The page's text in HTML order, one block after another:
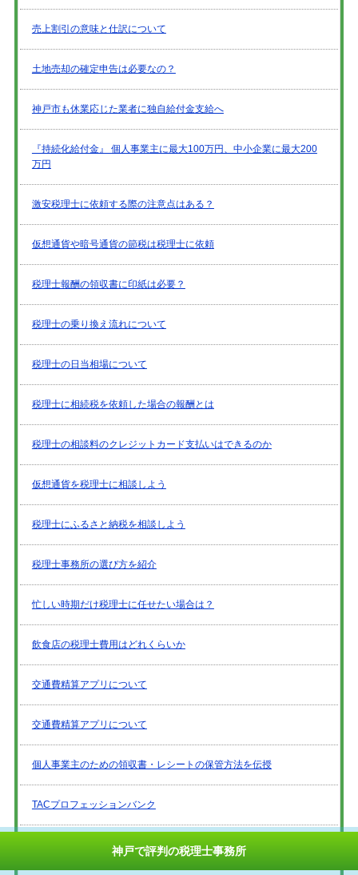
売上割引の意味と仕訳について
土地売却の確定申告は必要なの？
神戸市も休業応じた業者に独自給付金支給へ
『持続化給付金』 個人事業主に最大100万円、中小企業に最大200
万円
激安税理士に依頼する際の注意点はある？
仮想通貨や暗号通貨の節税は税理士に依頼
税理士報酬の領収書に印紙は必要？
税理士の乗り換え流れについて
税理士の日当相場について
税理士に相続税を依頼した場合の報酬とは
税理士の相談料のクレジットカード支払いはできるのか
仮想通貨を税理士に相談しよう
税理士にふるさと納税を相談しよう
税理士事務所の選び方を紹介
忙しい時期だけ税理士に任せたい場合は？
飲食店の税理士費用はどれくらいか
交通費精算アプリについて
交通費精算アプリについて
個人事業主のための領収書・レシートの保管方法を伝授
TACプロフェッションバンク
神戸で評判の税理士事務所